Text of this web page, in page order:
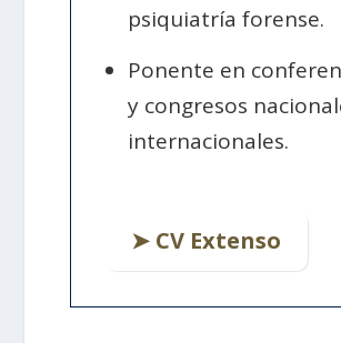
psiquiatría forense.
Ponente en
y congresos
internacionales.
➤ CV Extenso